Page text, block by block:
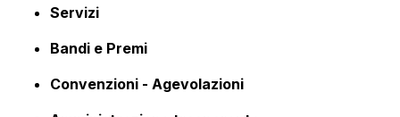
Servizi
Bandi e Premi
Convenzioni - Agevolazioni